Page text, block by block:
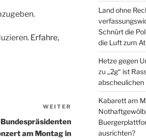
Erfahre,
Nächster
Beitrag
WEITER
am Montag in
Land ohne
Schnürt die
die Luft zum
Hetze gegen
zu „2g“ ist
abscheulichen
Kabarett am
ausrichten?